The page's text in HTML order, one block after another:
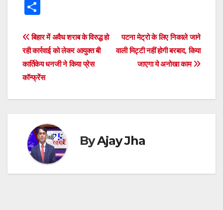
s
A
p
p
e
b
o
k
er e
n
a
d
gr
a
m
e
dI
n
di
t
ar
e
Post
navigation
पटना मेट्रो के लिए निकाले जाने
वाली मिट्टी नहीं होगी बरबाद, किया
जाएगा ये अनोखा काम
बिहार में अवैध शराब के विरुद्ध हो
रही कार्रवाई को लेकर आयुक्त बी
कार्तिकेय धनजी ने किया प्रेस
कॉन्फ्रेंस
ByAjay Jha